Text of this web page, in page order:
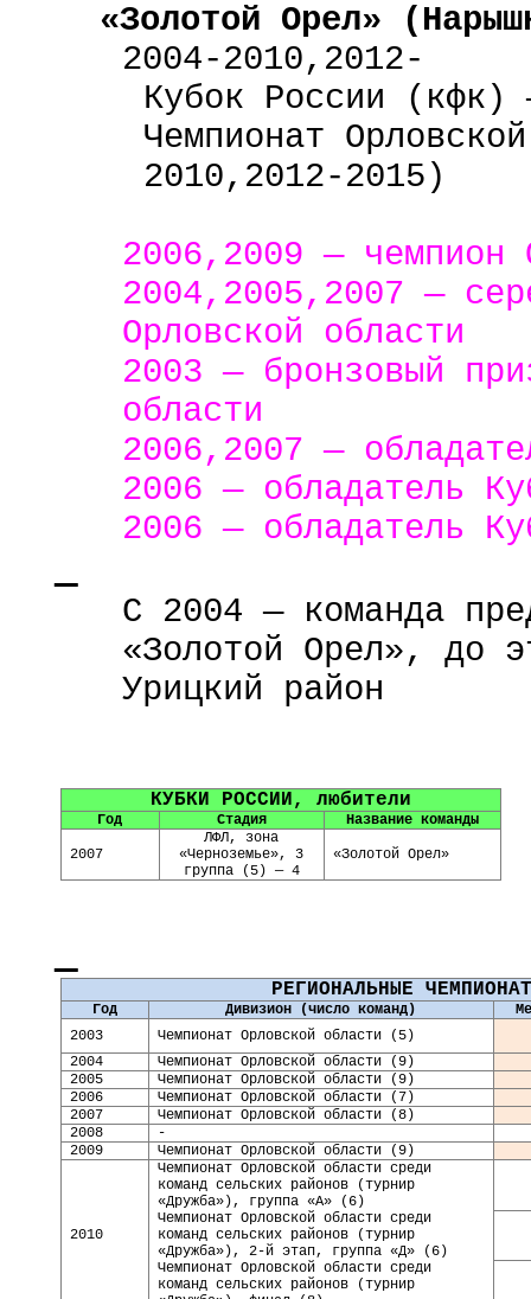
«Золотой Орел»
2004-2010,2012-
Кубок России
Чемпионат
2010,2012-2015)
2006,2009 — чемпион
2004,2005,2007 —
Орловской области
2003 — бронзовый
области
2006,2007 —
2006 — обладатель
2006 — обладатель
С 2004 — команда
«Золотой Орел», до
Урицкий район
КУБКИ РОССИИ, любители
Год Стадия Название команды
2007
ЛФЛ, зона
«Черноземье», 3
группа (5) — 4
«Золотой Орел»
РЕГИОНАЛЬНЫЕ
Год Дивизион (число команд)
2003
Чемпионат Орловской области (5)
2004
Чемпионат Орловской области (9)
2005
Чемпионат Орловской области (9)
2006
Чемпионат Орловской области (7)
2007
Чемпионат Орловской области (8)
2008
-
2009 Чемпионат Орловской области (9)
2010
Чемпионат Орловской области среди
команд сельских районов (турнир
«Дружба»), группа «А» (6)
Чемпионат Орловской области среди
команд сельских районов (турнир
«Дружба»), 2-й этап, группа «Д» (6)
Чемпионат Орловской области среди
команд сельских районов (турнир